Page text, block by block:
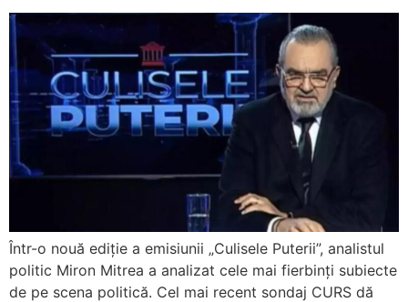
Într-o nouă ediție a emisiunii „Culisele Puterii”, analistul
politic Miron Mitrea a analizat cele mai fierbinți subiecte
de pe scena politică. Cel mai recent sondaj CURS dă